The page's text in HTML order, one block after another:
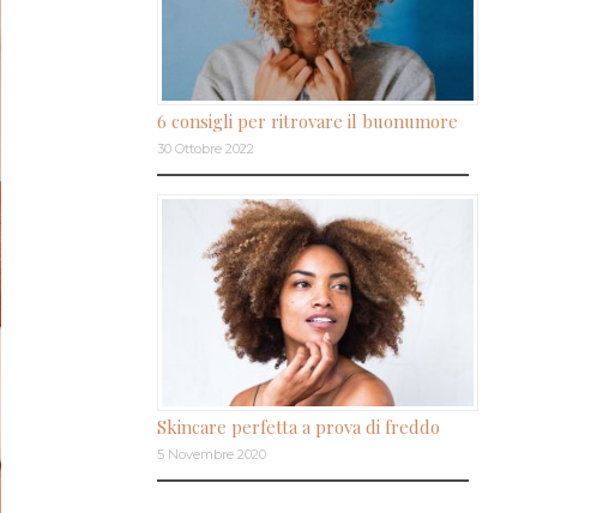
6 consigli per ritrovare il buonumore
30 Ottobre 2022
Skincare perfetta a prova di freddo
5 Novembre 2020